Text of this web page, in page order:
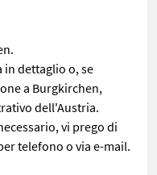
in dettaglio o, se
a Burgkirchen,
dell'Austria.
vi prego di
telefono o via e-mail.